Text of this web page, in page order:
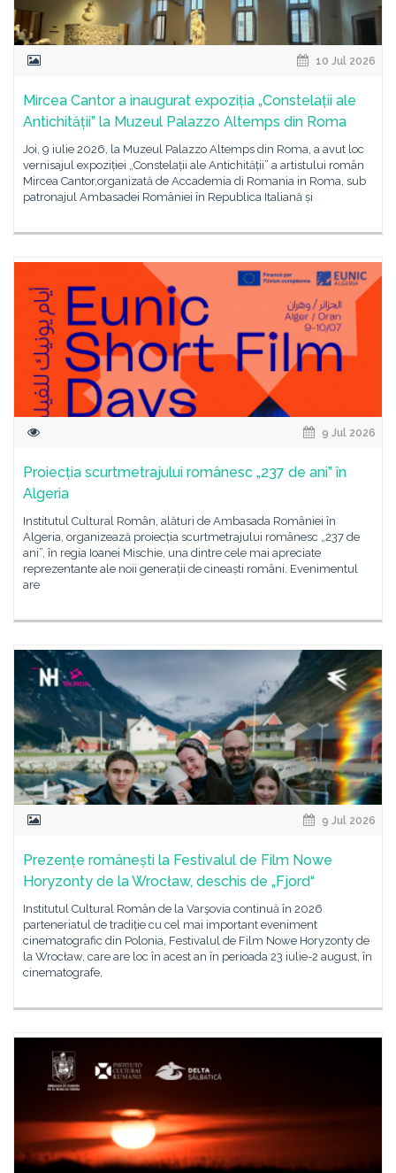
10 Jul 2026
Mircea Cantor a inaugurat expoziția „Constelații ale
Antichității” la Muzeul Palazzo Altemps din Roma
Joi, 9 iulie 2026, la Muzeul Palazzo Altemps din Roma, a avut loc
vernisajul expoziției „Constelații ale Antichității” a artistului român
Mircea Cantor,organizată de Accademia di Romania in Roma, sub
patronajul Ambasadei României în Republica Italiană și
9 Jul 2026
Proiecția scurtmetrajului românesc „237 de ani” în
Algeria
Institutul Cultural Român, alături de Ambasada României în
Algeria, organizează proiecția scurtmetrajului românesc „237 de
ani”, în regia Ioanei Mischie, una dintre cele mai apreciate
reprezentante ale noii generații de cineaști români. Evenimentul
are
9 Jul 2026
Prezențe românești la Festivalul de Film Nowe
Horyzonty de la Wrocław, deschis de „Fjord“
Institutul Cultural Român de la Varşovia continuă în 2026
parteneriatul de tradiție cu cel mai important eveniment
cinematografic din Polonia, Festivalul de Film Nowe Horyzonty de
la Wrocław, care are loc în acest an în perioada 23 iulie-2 august, în
cinematografe,